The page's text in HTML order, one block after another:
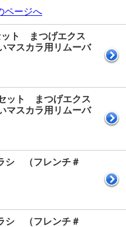
ページへ
ット まつげエクス
マスカラ用リムーバ
ット まつげエクス
マスカラ用リムーバ
シ （フレンチ＃
シ （フレンチ＃